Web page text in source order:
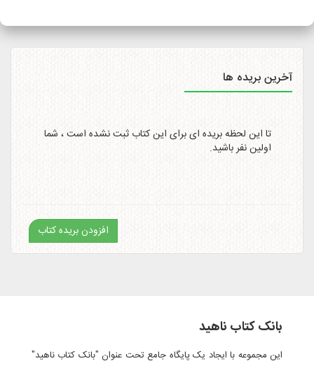
رقمی میسر است.
آخرین بریده ها
تا این لحظه بریده ای برای این کتاب ثبت نشده است ، شما
اولین نفر باشید.
افزودن بریده کتاب
بانک کتاب ناهید
این مجموعه با ایجاد یک پایگاه جامع تحت عنوان "بانک کتاب ناهید"